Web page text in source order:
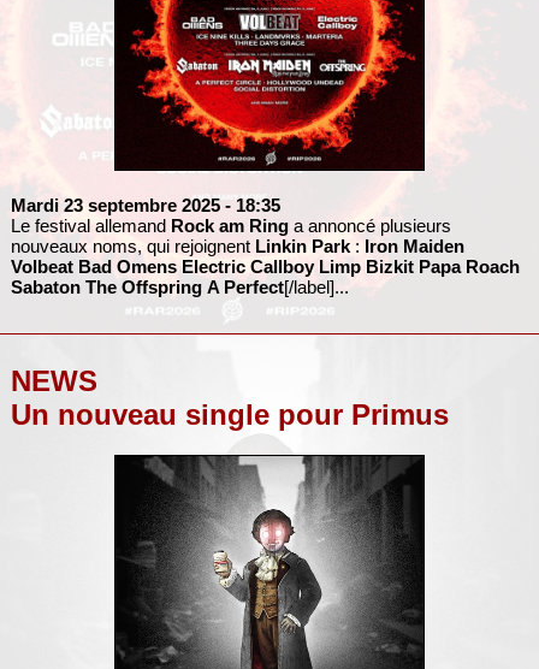
Mardi 23 septembre 2025 - 18:35
Le festival allemand Rock am Ringa annoncé plusieurs
nouveaux noms, qui rejoignent Linkin Park: Iron Maiden
Volbeat Bad Omens Electric Callboy Limp Bizkit Papa Roach
Sabaton The Offspring A Perfect[/label]...
NEWS
Un nouveau single pour Primus